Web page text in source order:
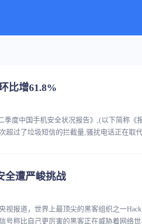
比增61.8%
季度中国手机安全状况报告》,(以下简称《
超过了垃圾短信的拦截量,骚扰电话正在取
全遭严峻挑战
报道，世界上最顶尖的黑客组织之一
号称比自己更厉害的黑客正在威胁着网络